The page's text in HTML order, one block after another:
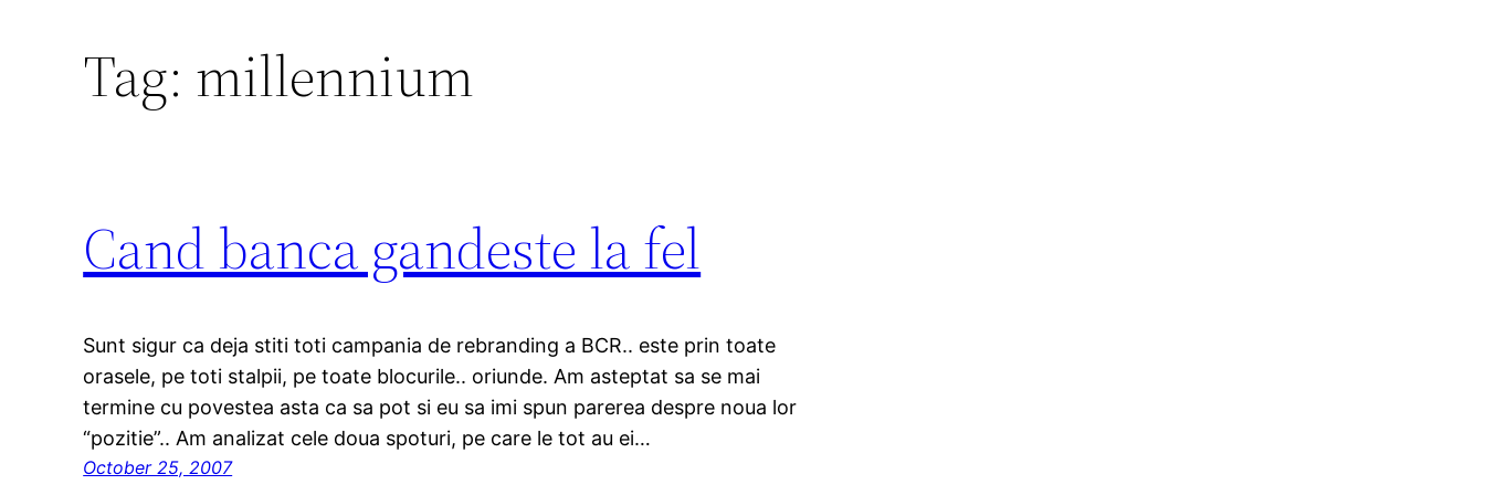
Tag: millennium
Cand banca gandeste la fel
Sunt sigur ca deja stiti toti campania de rebranding a BCR.. este prin toate
orasele, pe toti stalpii, pe toate blocurile.. oriunde. Am asteptat sa se mai
termine cu povestea asta ca sa pot si eu sa imi spun parerea despre noua lor
“pozitie”.. Am analizat cele doua spoturi, pe care le tot au ei…
October 25, 2007